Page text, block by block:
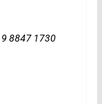
9 8847 1730